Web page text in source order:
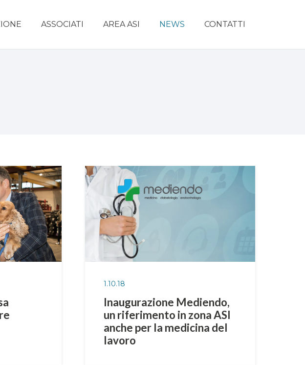
ASSOCIATI AREA ASI NEWS CONTATTI
1.10.18
Inaugurazione Mediendo,
un riferimento in zona ASI
anche per la medicina del
lavoro